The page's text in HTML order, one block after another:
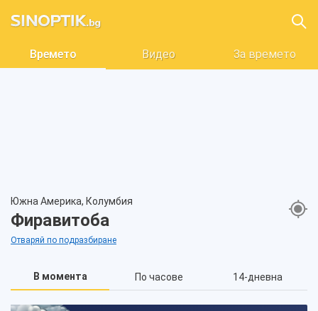
Времето Видео За времето
Южна Америка, Колумбия
Фиравитоба
Отваряй по подразбиране
В момента По часове 14-дневна